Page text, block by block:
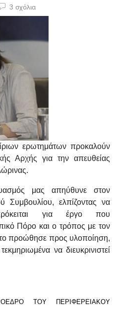
3 σχόλια
ερωτημάτων προκαλούν
Αρχής για την απευθείας
μας απηύθυνε στον
Συμβουλίου, ελπίζοντας να
για έργο που
Πόρο και ο τρόπος με τον
προώθησε προς υλοποίηση,
να διευκρινιστεί
ΤΟΥ ΠΕΡΙΦΕΡΕΙΑΚΟΥ